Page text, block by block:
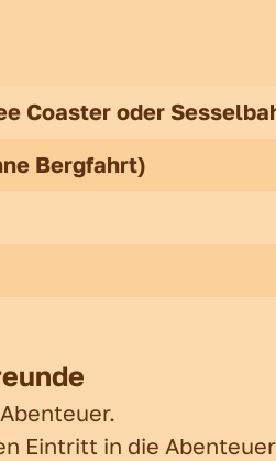
Coaster oder
Bergfahrt)
Eintritt in die